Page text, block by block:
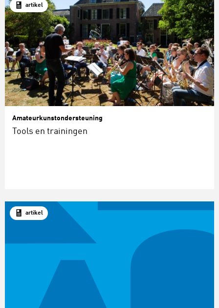
artikel
Amateurkunstondersteuning
Tools en trainingen
artikel